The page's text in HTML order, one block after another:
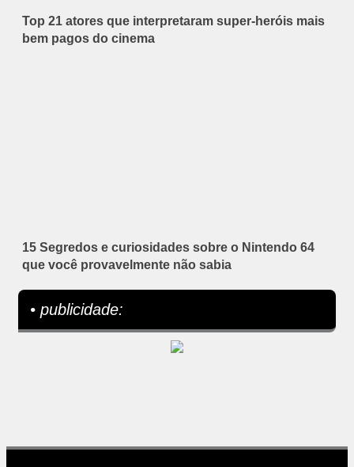
Top 21 atores que interpretaram super-heróis mais
bem pagos do cinema
15 Segredos e curiosidades sobre o Nintendo 64
que você provavelmente não sabia
• publicidade: